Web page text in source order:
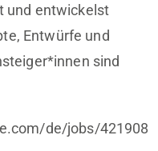
und entwickelst
Entwürfe und
sind
de/jobs/421908